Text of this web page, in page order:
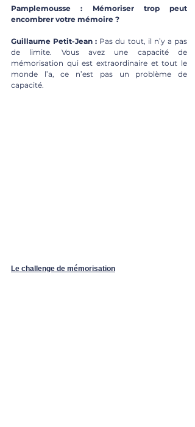
Pamplemousse : Mémoriser trop peut
encombrer votre mémoire ?
Guillaume Petit-Jean : Pas du tout, il n’y a pas
de limite. Vous avez une capacité de
mémorisation qui est extraordinaire et tout le
monde l’a, ce n’est pas un problème de
capacité.
Le challenge de mémorisation